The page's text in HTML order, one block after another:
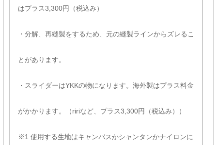
はプラス3,300円（税込み）
・分解、再縫製をするため、元の縫製ラインからズレるこ
とがあります。
・スライダーはYKKの物になります。海外製はプラス料金
がかかります。（ririなど、プラス3,300円（税込み））
※1 使用する生地はキャンバスかシャンタンかナイロンに